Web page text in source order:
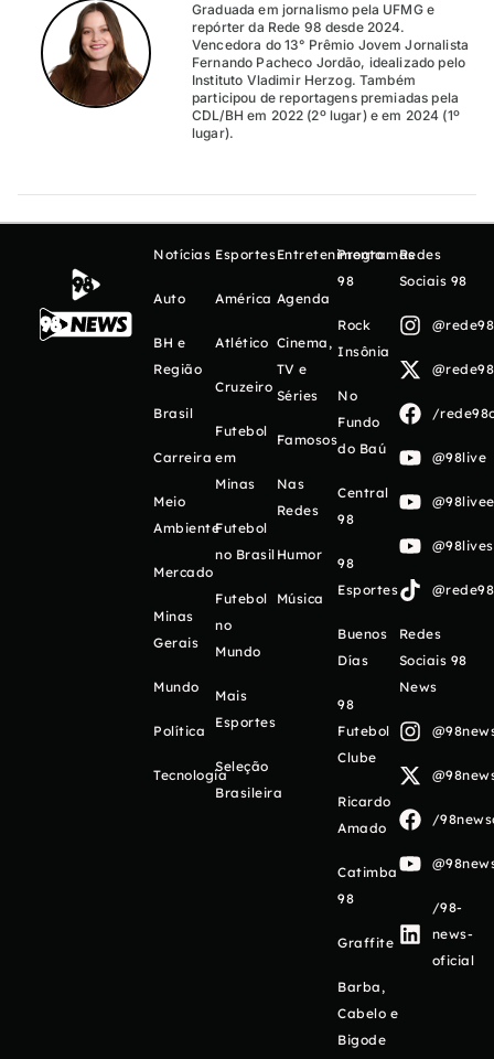
Graduada em jornalismo pela UFMG e
repórter da Rede 98 desde 2024.
Vencedora do 13° Prêmio Jovem Jornalista
Fernando Pacheco Jordão, idealizado pelo
Instituto Vladimir Herzog. Também
participou de reportagens premiadas pela
CDL/BH em 2022 (2º lugar) e em 2024 (1º
lugar).
Notícias
Auto
BH e
Região
Brasil
Carreira
Meio
Ambiente
Mercado
Minas
Gerais
Mundo
Política
Tecnologia
Esportes
América
Atlético
Cruzeiro
Futebol
em
Minas
Futebol
no Brasil
Futebol
no
Mundo
Mais
Esportes
Seleção
Brasileira
Entretenimento
Agenda
Cinema,
TV e
Séries
Famosos
Nas
Redes
Humor
Música
Programas
98
Rock
Insônia
No
Fundo
do Baú
Central
98
98
Esportes
Buenos
Días
98
Futebol
Clube
Ricardo
Amado
Catimba
98
Graffite
Barba,
Cabelo e
Bigode
Redes
Sociais 98
/
@98live
Redes
Sociais 98
News
/
/98-
news-
oficial